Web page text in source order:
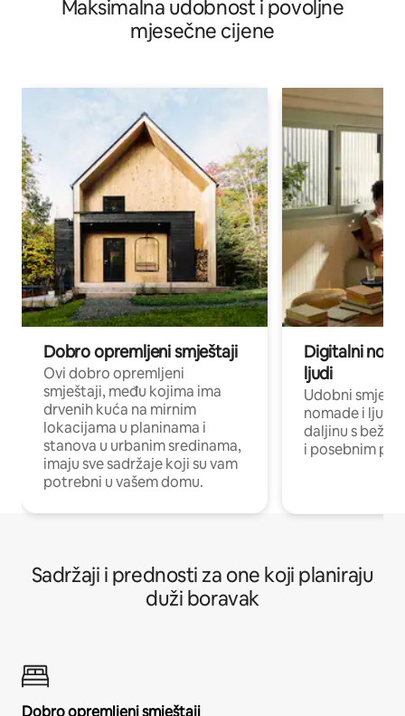
četvrtiMaksimalna udobnost i povoljne
mjesečne cijene
Dobro opremljeni smještaji
Ovi dobro opremljeni
smještaji, među kojima ima
drvenih kuća na mirnim
lokacijama u planinama i
stanova u urbanim sredinama,
imaju sve sadržaje koji su vam
potrebni u vašem domu.
Digitalni
ljudi
Udobni
nomade i ljude
daljinu s
i posebnim
Sadržaji i prednosti za one koji planiraju
duži boravak